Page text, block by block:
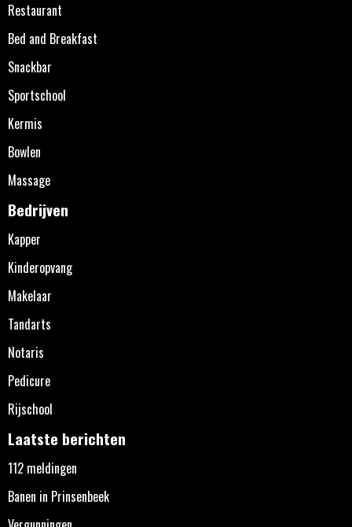
Restaurant
Bed and Breakfast
Snackbar
Sportschool
Kermis
Bowlen
Massage
Bedrijven
Kapper
Kinderopvang
Makelaar
Tandarts
Notaris
Pedicure
Rijschool
Laatste berichten
112 meldingen
Banen in Prinsenbeek